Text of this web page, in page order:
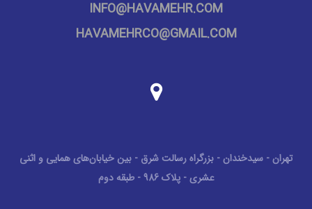
INFO@HAVAMEHR.COM
HAVAMEHRCO@GMAIL.COM
تهران - سیدخندان - بزرگراه رسالت شرق - بین خیابان‌های همایی و اثنی
عشری - پلاک 986 - طبقه دوم